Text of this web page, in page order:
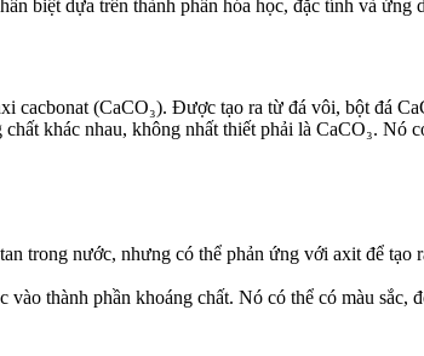
biệt dựa trên thành phần hóa học, đặc tính và
cacbonat (CaCO₃). Được tạo ra từ đá vôi, bột đá
khác nhau, không nhất thiết phải là CaCO₃.
trong nước, nhưng có thể phản ứng với axit để
thành phần khoáng chất. Nó có thể có màu